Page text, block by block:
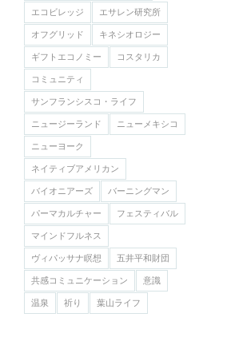
エコビレッジ エサレン研究所
オフグリッド キネシオロジー
ギフトエコノミー コスタリカ
コミュニティ
サンフランシスコ・ライフ
ニュージーランド ニューメキシコ
ニューヨーク
ネイティブアメリカン
バイオニアーズ バーニングマン
パーマカルチャー フェスティバル
マインドフルネス
ヴィパッサナ瞑想 五井平和財団
共感コミュニケーション 意識
温泉 祈り 葉山ライフ